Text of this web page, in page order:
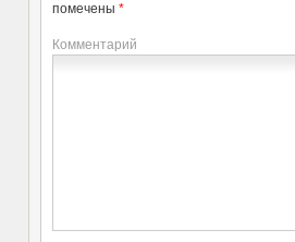
помечены *
Комментарий